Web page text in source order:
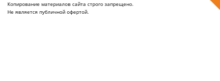
Копирование материалов сайта строго запрещено.
Не является публичной офертой.